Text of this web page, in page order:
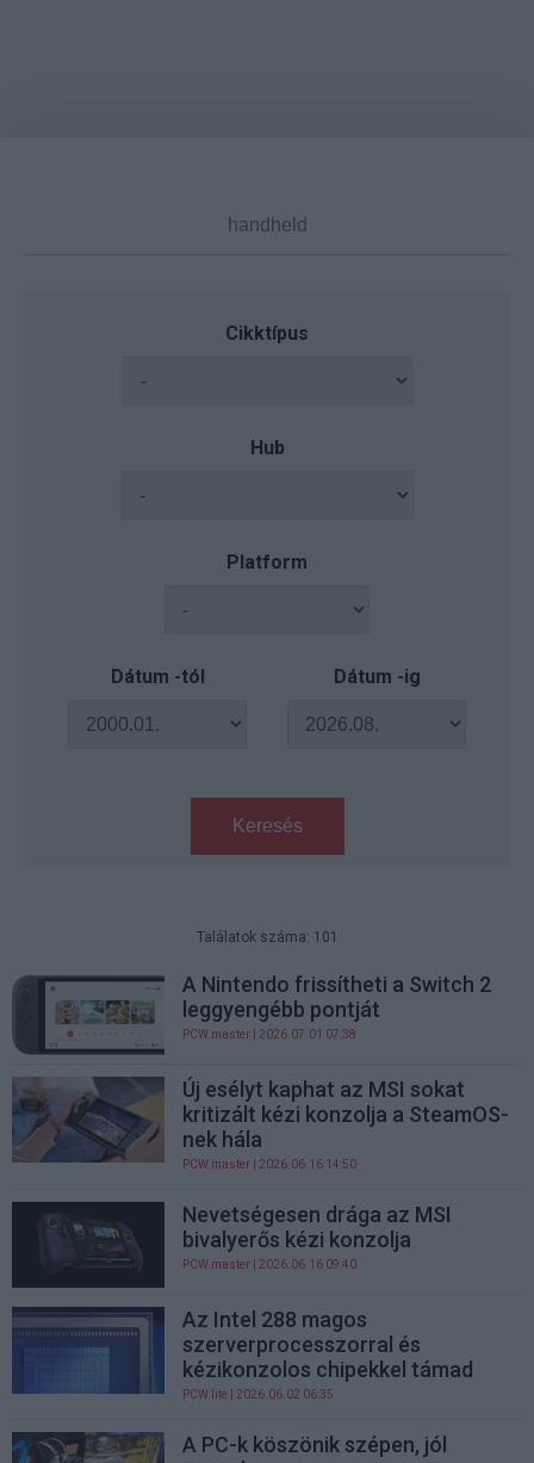
Cikktípus
Hub
Platform
Dátum -tól Dátum -ig
Keresés
Találatok száma: 101
A Nintendo frissítheti a Switch 2
leggyengébb pontját
PCW.master | 2026.07.01 07:38
Új esélyt kaphat az MSI sokat
kritizált kézi konzolja a SteamOS-
nek hála
PCW.master | 2026.06.16 14:50
Nevetségesen drága az MSI
bivalyerős kézi konzolja
PCW.master | 2026.06.16 09:40
Az Intel 288 magos
szerverprocesszorral és
kézikonzolos chipekkel támad
PCW.lite | 2026.06.02 06:35
A PC-k köszönik szépen, jól